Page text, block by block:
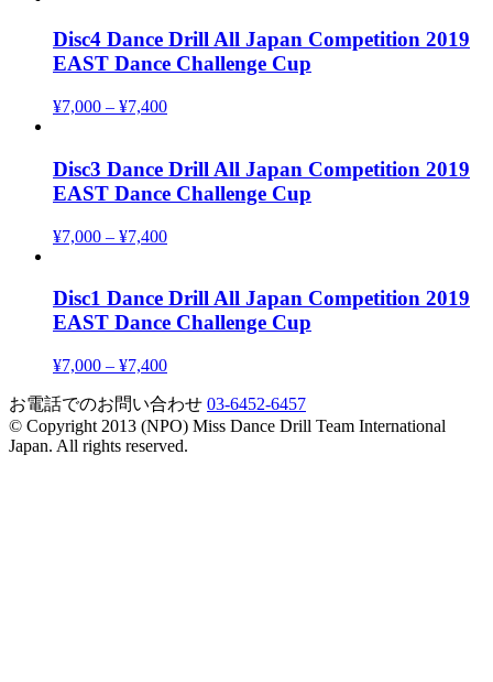
Disc4 Dance Drill All Japan Competition 2019
EAST Dance Challenge Cup
¥7,000 – ¥7,400
Disc3 Dance Drill All Japan Competition 2019
EAST Dance Challenge Cup
¥7,000 – ¥7,400
Disc1 Dance Drill All Japan Competition 2019
EAST Dance Challenge Cup
¥7,000 – ¥7,400
お電話でのお問い合わせ 03-6452-6457
© Copyright 2013 (NPO) Miss Dance Drill Team International
Japan. All rights reserved.